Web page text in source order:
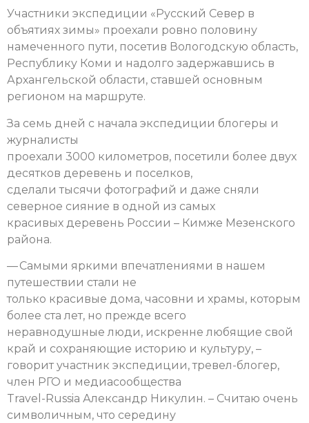
Участники экспедиции «Русский Север в
объятиях зимы» проехали ровно половину
намеченного пути, посетив Вологодскую область,
Республику Коми и надолго задержавшись в
Архангельской области, ставшей основным
регионом на маршруте.
За семь дней с начала экспедиции блогеры и
журналисты
проехали 3000 километров, посетили более двух
десятков деревень и поселков,
сделали тысячи фотографий и даже сняли
северное сияние в одной из самых
красивых деревень России – Кимже Мезенского
района.
— Самыми яркими впечатлениями в нашем
путешествии стали не
только красивые дома, часовни и храмы, которым
более ста лет, но прежде всего
неравнодушные люди, искренне любящие свой
край и сохраняющие историю и культуру, –
говорит участник экспедиции, тревел-блогер,
член РГО и медиасообщества
Travel-Russia Александр Никулин. – Считаю очень
символичным, что середину